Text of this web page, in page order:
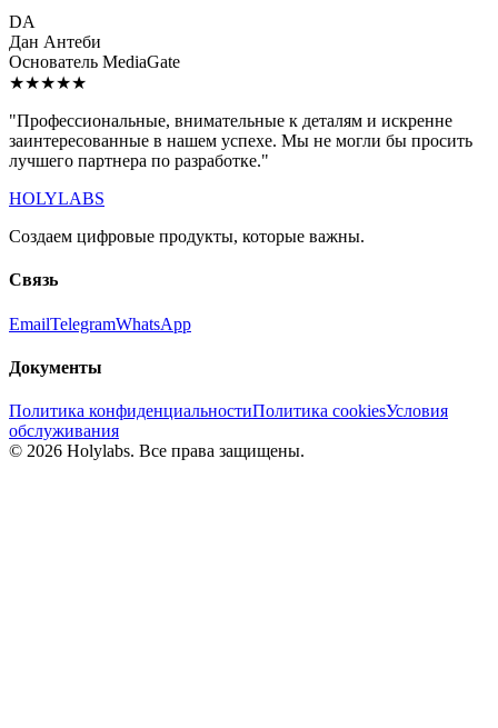
DA
Дан Антеби
Основатель MediaGate
★★★★★
"Профессиональные, внимательные к деталям и искренне
заинтересованные в нашем успехе. Мы не могли бы просить
лучшего партнера по разработке."
HOLYLABS
Создаем цифровые продукты, которые важны.
Связь
EmailTelegramWhatsApp
Документы
Политика конфиденциальностиПолитика cookiesУсловия
обслуживания
© 2026 Holylabs. Все права защищены.